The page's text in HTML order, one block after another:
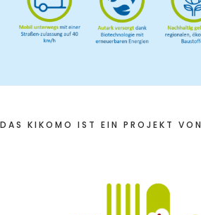
DAS KIKOMO IST EIN PROJEKT VON